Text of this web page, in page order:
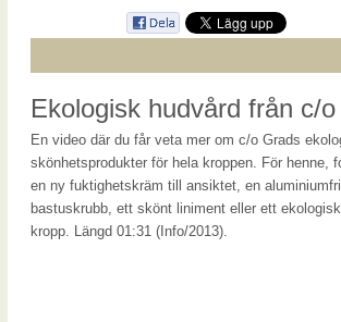
Ekologisk hudvård från c/
En video där du får veta mer om c/o Grads
skönhetsprodukter för hela kroppen. För henne,
en ny fuktighetskräm till ansiktet, en
bastuskrubb, ett skönt liniment eller ett
kropp. Längd 01:31 (Info/2013).